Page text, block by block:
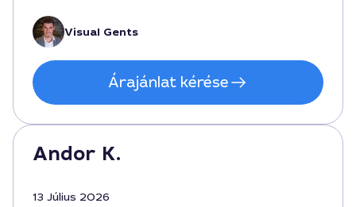
Visual Gents
Árajánlat kérése
Andor K.
13 Július 2026